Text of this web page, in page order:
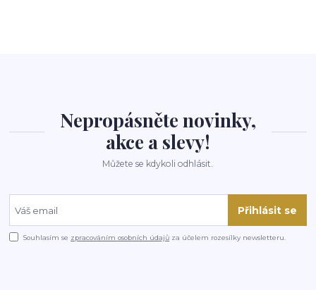
Nepropásněte novinky,
akce a slevy!
Můžete se kdykoli odhlásit.
Přihlásit se
Souhlasím se zpracováním osobních údajů za účelem rozesílky newsletteru.